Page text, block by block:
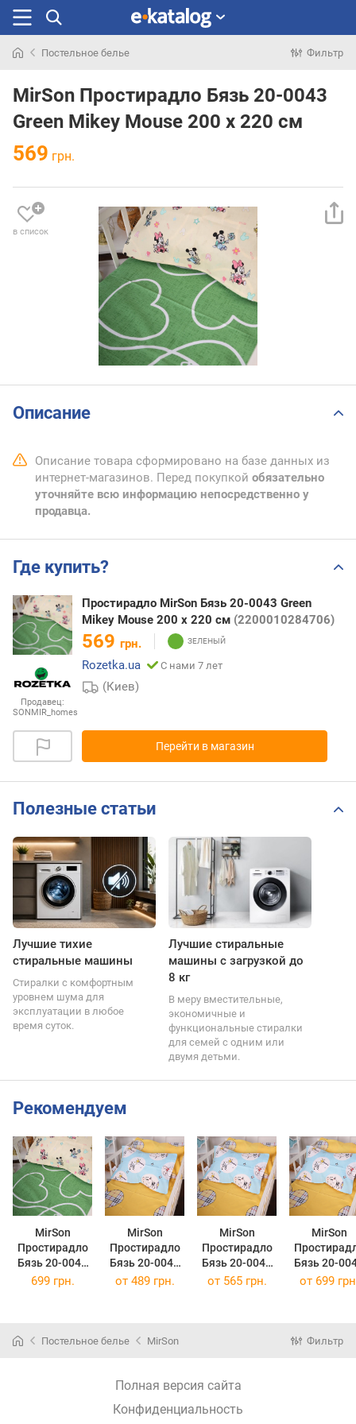
раньше
Постельное белье Фильтр
MirSon Простирадло Бязь 20-0043
Green Mikey Mouse 200 х 220 см
569 грн.
в список
Описание
Описание товара сформировано на базе данных из
интернет-магазинов. Перед покупкой обязательно
уточняйте всю информацию непосредственно у
продавца.
Где купить?
Продавец:
SONMIR_homes
Простирадло MirSon Бязь 20-0043 Green
Mikey Mouse 200 х 220 см (2200010284706)
569 грн.
Rozetka.ua
С нами 7 лет
(Киев)
Перейти в магазин
Полезные статьи
Лучшие тихие
стиральные машины
Стиралки с комфортным
уровнем шума для
эксплуатации в любое
время суток.
Лучшие стиральные
машины с загрузкой до
8 кг
В меру вместительные,
экономичные и
функциональные стиралки
для семей с одним или
двумя детьми.
Рекомендуем
MirSon
Простирадло
Бязь 20-0043
Green Mikey
MirSon
Простирадло
Бязь 20-0044
Cats and
MirSon
Простирадло
Бязь 20-0044
Cats and
MirSon
Бязь 20-
Cats and
699 грн. от 489 грн. от 565 грн. от 699
Постельное белье MirSon Фильтр
Полная версия сайта
Конфиденциальность